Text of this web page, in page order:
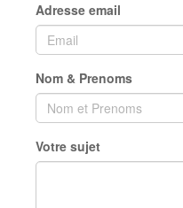
Adresse email
Nom & Prenoms
Votre sujet